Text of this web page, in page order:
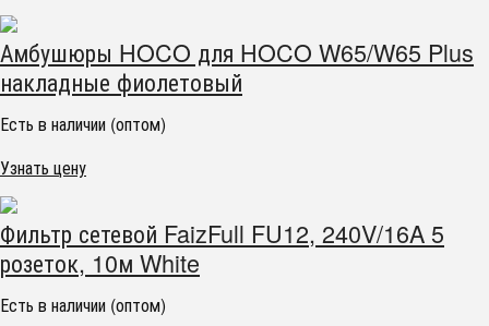
Амбушюры HOCO для HOCO W65/W65 Plus
накладные фиолетовый
Есть в наличии (оптом)
Узнать цену
Фильтр сетевой FaizFull FU12, 240V/16A 5
розеток, 10м White
Есть в наличии (оптом)